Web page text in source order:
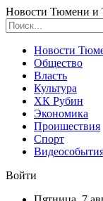
Новости Тюмени и
Новости
Общество
Власть
Культура
ХК Рубин
Экономика
Проишествия
Спорт
Войти